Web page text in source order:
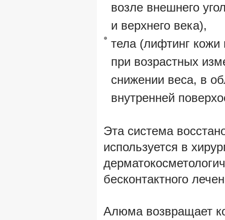
возле внешнего
и верхнего века),
тела (лифтинг кожи
при возрастных
снижении веса, в
внутренней
Эта система
используется в
бесконтактного
Алюма возвращает